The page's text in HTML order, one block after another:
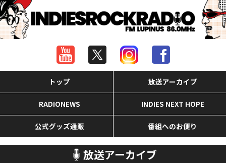
トップ 放送アーカイブ
RADIONEWS INDIES NEXT HOPE
公式グッズ通販 番組へのお便り
放送アーカイブ